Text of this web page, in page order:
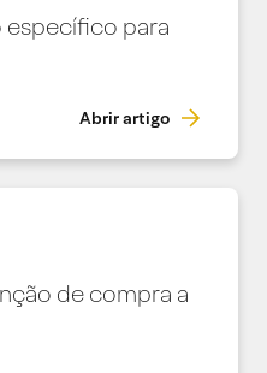
para
Abrir artigo
de compra a